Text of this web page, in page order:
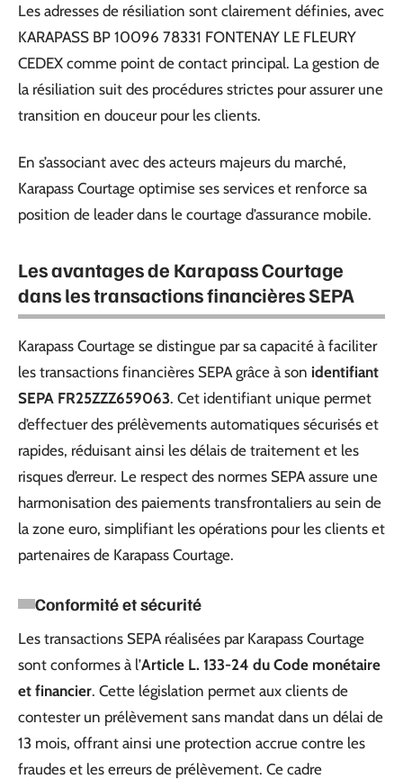
Les adresses de résiliation sont clairement définies, avec
KARAPASS BP 10096 78331 FONTENAY LE FLEURY
CEDEX comme point de contact principal. La gestion de
la résiliation suit des procédures strictes pour assurer une
transition en douceur pour les clients.
En s’associant avec des acteurs majeurs du marché,
Karapass Courtage optimise ses services et renforce sa
position de leader dans le courtage d’assurance mobile.
Les avantages de Karapass Courtage
dans les transactions financières SEPA
Karapass Courtage se distingue par sa capacité à faciliter
les transactions financières SEPA grâce à son identifiant
SEPA FR25ZZZ659063. Cet identifiant unique permet
d’effectuer des prélèvements automatiques sécurisés et
rapides, réduisant ainsi les délais de traitement et les
risques d’erreur. Le respect des normes SEPA assure une
harmonisation des paiements transfrontaliers au sein de
la zone euro, simplifiant les opérations pour les clients et
partenaires de Karapass Courtage.
Conformité et sécurité
Les transactions SEPA réalisées par Karapass Courtage
sont conformes à l’Article L. 133-24 du Code monétaire
et financier. Cette législation permet aux clients de
contester un prélèvement sans mandat dans un délai de
13 mois, offrant ainsi une protection accrue contre les
fraudes et les erreurs de prélèvement. Ce cadre